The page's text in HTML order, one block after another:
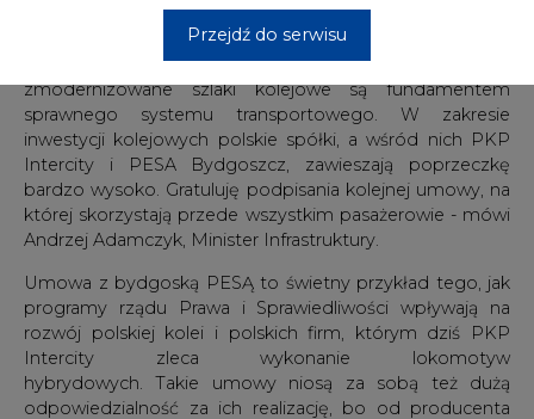
Przejdź do serwisu
czysty, ekologiczny transport, dlatego robimy wszystko,
żeby kolejni Polacy wracali na kolej. Polska jest obecnie
europejskim liderem w inwestycjach transportowych, a
zmodernizowane szlaki kolejowe są fundamentem
sprawnego systemu transportowego. W zakresie
inwestycji kolejowych polskie spółki, a wśród nich PKP
Intercity i PESA Bydgoszcz, zawieszają poprzeczkę
bardzo wysoko. Gratuluję podpisania kolejnej umowy, na
której skorzystają przede wszystkim pasażerowie - mówi
Andrzej Adamczyk, Minister Infrastruktury.
Umowa z bydgoską PESĄ to świetny przykład tego, jak
programy rządu Prawa i Sprawiedliwości wpływają na
rozwój polskiej kolei i polskich firm, którym dziś PKP
Intercity zleca wykonanie lokomotyw
hybrydowych. Takie umowy niosą za sobą też dużą
odpowiedzialność za ich realizację, bo od producenta